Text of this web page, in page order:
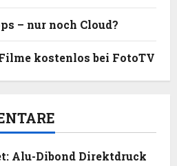
– nur noch Cloud?
kostenlos bei FotoTV
Alu-Dibond Direktdruck